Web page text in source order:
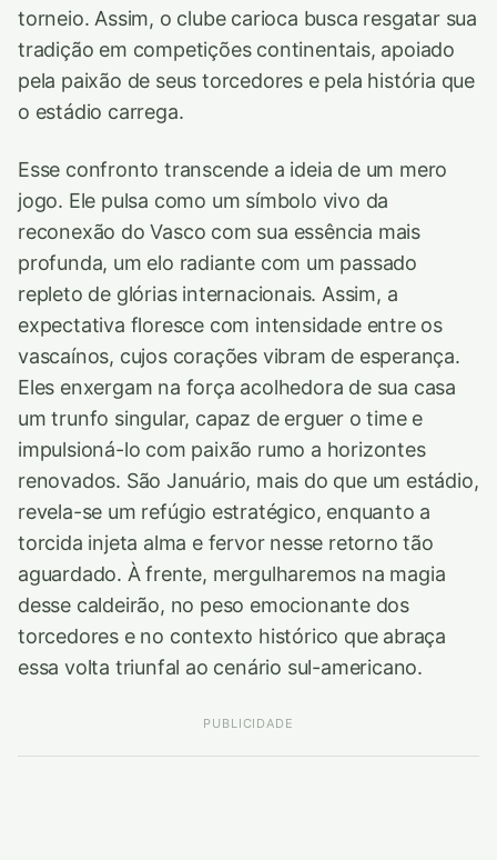
torneio. Assim, o clube carioca busca resgatar sua
tradição em competições continentais, apoiado
pela paixão de seus torcedores e pela história que
o estádio carrega.
Esse confronto transcende a ideia de um mero
jogo. Ele pulsa como um símbolo vivo da
reconexão do Vasco com sua essência mais
profunda, um elo radiante com um passado
repleto de glórias internacionais. Assim, a
expectativa floresce com intensidade entre os
vascaínos, cujos corações vibram de esperança.
Eles enxergam na força acolhedora de sua casa
um trunfo singular, capaz de erguer o time e
impulsioná-lo com paixão rumo a horizontes
renovados. São Januário, mais do que um estádio,
revela-se um refúgio estratégico, enquanto a
torcida injeta alma e fervor nesse retorno tão
aguardado. À frente, mergulharemos na magia
desse caldeirão, no peso emocionante dos
torcedores e no contexto histórico que abraça
essa volta triunfal ao cenário sul-americano.
PUBLICIDADE